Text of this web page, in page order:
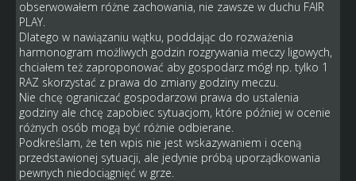
obserwowałem różne zachowania, nie zawsze w duchu FAIR
PLAY.
Dlatego w nawiązaniu wątku, poddając do rozważenia
harmonogram możliwych godzin rozgrywania meczy ligowych,
chciałem też zaproponować aby gospodarz mógł np. tylko 1
RAZ skorzystać z prawa do zmiany godziny meczu.
Nie chcę ograniczać gospodarzowi prawa do ustalenia
godziny ale chcę zapobiec sytuacjom, które później w ocenie
różnych osób mogą być różnie odbierane.
Podkreślam, że ten wpis nie jest wskazywaniem i oceną
przedstawionej sytuacji, ale jedynie próbą uporządkowania
pewnych niedociągnięć w grze.